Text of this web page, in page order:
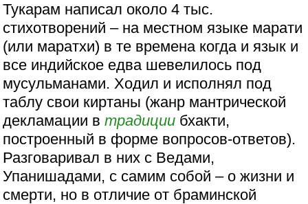
Тукарам написал около 4 тыс.
стихотворений – на местном языке марати
(или маратхи) в те времена когда и язык и
все индийское едва шевелилось под
мусульманами. Ходил и исполнял под
таблу свои киртаны (жанр мантрической
декламации втрадиции бхакти,
построенный в форме вопросов-ответов).
Разговаривал в них с Ведами,
Упанишадами, с самим собой – о жизни и
смерти, но в отличие от браминской